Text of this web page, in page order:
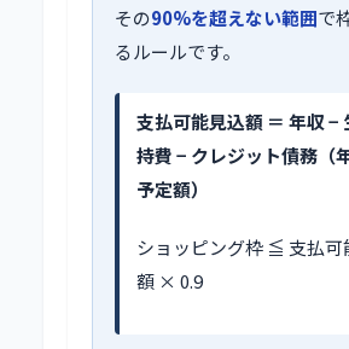
その90%を超えない範囲で
るルールです。
支払可能見込額 ＝ 年収 −
持費 − クレジット債務（
予定額）
ショッピング枠 ≦ 支払可
額 × 0.9